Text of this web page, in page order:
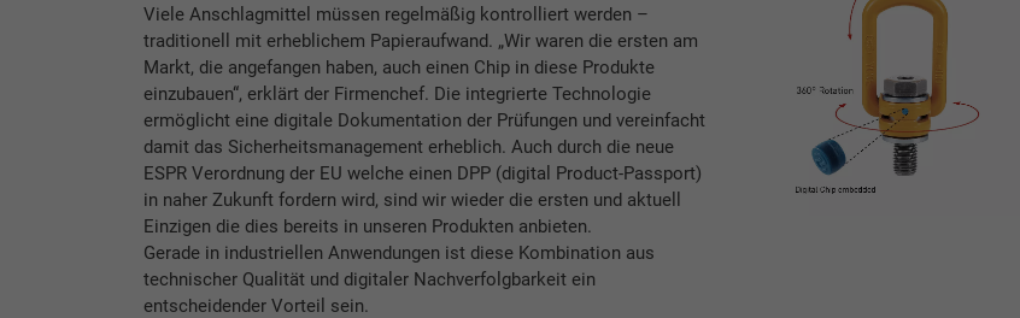
Viele Anschlagmittel müssen regelmäßig kontrolliert werden –
traditionell mit erheblichem Papieraufwand. „Wir waren die ersten am
Markt, die angefangen haben, auch einen Chip in diese Produkte
einzubauen“, erklärt der Firmenchef. Die integrierte Technologie
ermöglicht eine digitale Dokumentation der Prüfungen und vereinfacht
damit das Sicherheitsmanagement erheblich. Auch durch die neue
ESPR Verordnung der EU welche einen DPP (digital Product-Passport)
in naher Zukunft fordern wird, sind wir wieder die ersten und aktuell
Einzigen die dies bereits in unseren Produkten anbieten.
Gerade in industriellen Anwendungen ist diese Kombination aus
technischer Qualität und digitaler Nachverfolgbarkeit ein
entscheidender Vorteil sein.